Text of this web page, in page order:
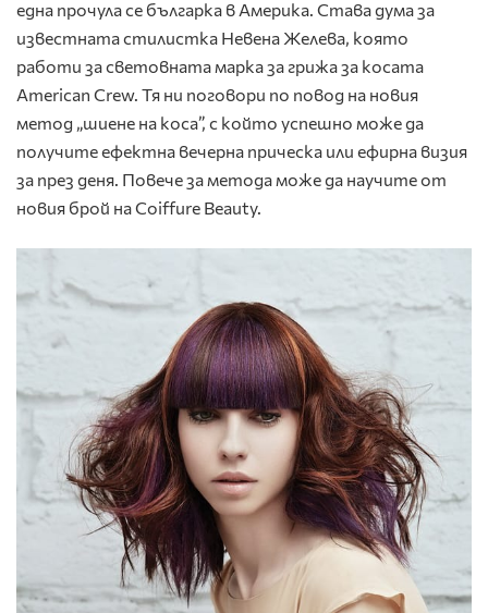
една прочула се българка в Америка. Става дума за
известната стилистка Невена Желева, която
работи за световната марка за грижа за косата
American Crew. Тя ни поговори по повод на новия
метод „шиене на коса”, с който успешно може да
получите ефектна вечерна прическа или ефирна визия
за през деня. Повече за метода може да научите от
новия брой на Coiffure Beauty.